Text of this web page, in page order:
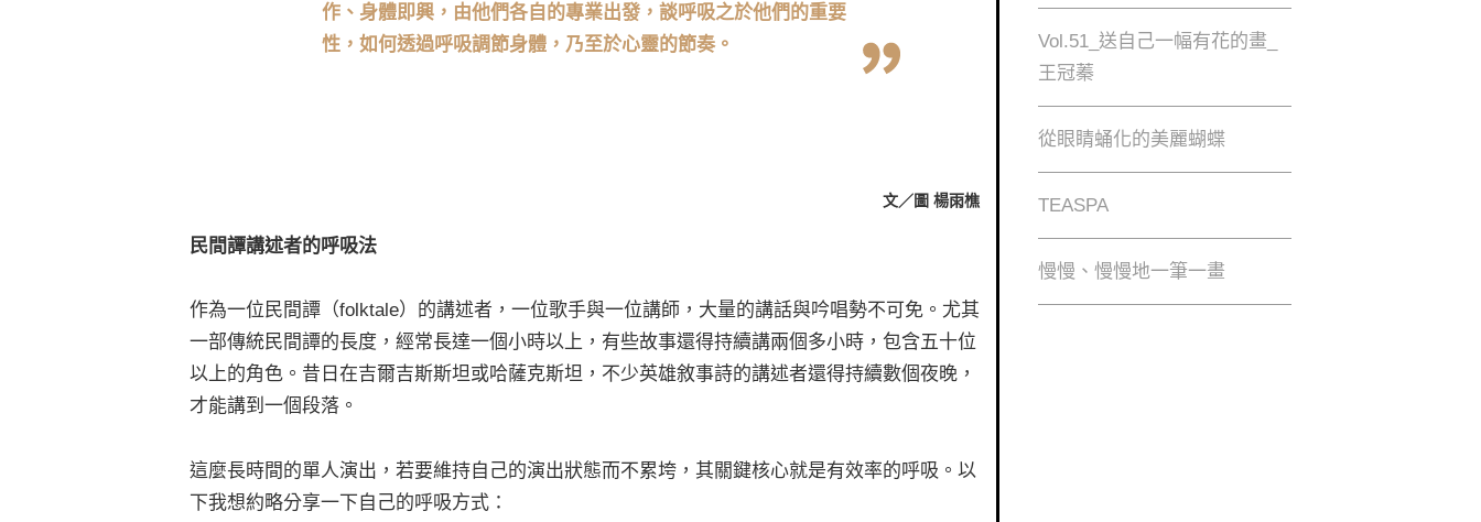
作、身體即興，由他們各自的專業出發，談呼吸之於他們的重要
性，如何透過呼吸調節身體，乃至於心靈的節奏。
文／圖 楊雨樵
民間譚講述者的呼吸法
作為一位民間譚（folktale）的講述者，一位歌手與一位講師，大量的講話與吟唱勢不可免。尤其
一部傳統民間譚的長度，經常長達一個小時以上，有些故事還得持續講兩個多小時，包含五十位
以上的角色。昔日在吉爾吉斯斯坦或哈薩克斯坦，不少英雄敘事詩的講述者還得持續數個夜晚，
才能講到一個段落。
這麼長時間的單人演出，若要維持自己的演出狀態而不累垮，其關鍵核心就是有效率的呼吸。以
下我想約略分享一下自己的呼吸方式：
Vol.51_送自己一幅有花的畫_
王冠蓁
從眼睛蛹化的美麗蝴蝶
TEASPA
慢慢、慢慢地⼀筆⼀畫